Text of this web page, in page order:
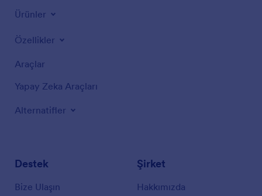
Ürünler
Özellikler
Araçlar
Yapay Zeka Araçları
Alternatifler
Destek
Bize Ulaşın
Şirket
Hakkımızda